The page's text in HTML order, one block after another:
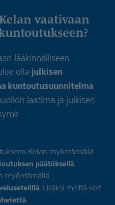
lääkinnälliseen
olla julkisen
kuntoutusuunnitelma
laatima ja julkisen
Kelan myöntämällä
päätöksellä,
myöntämällä
. Lisäksi meiltä voit
.